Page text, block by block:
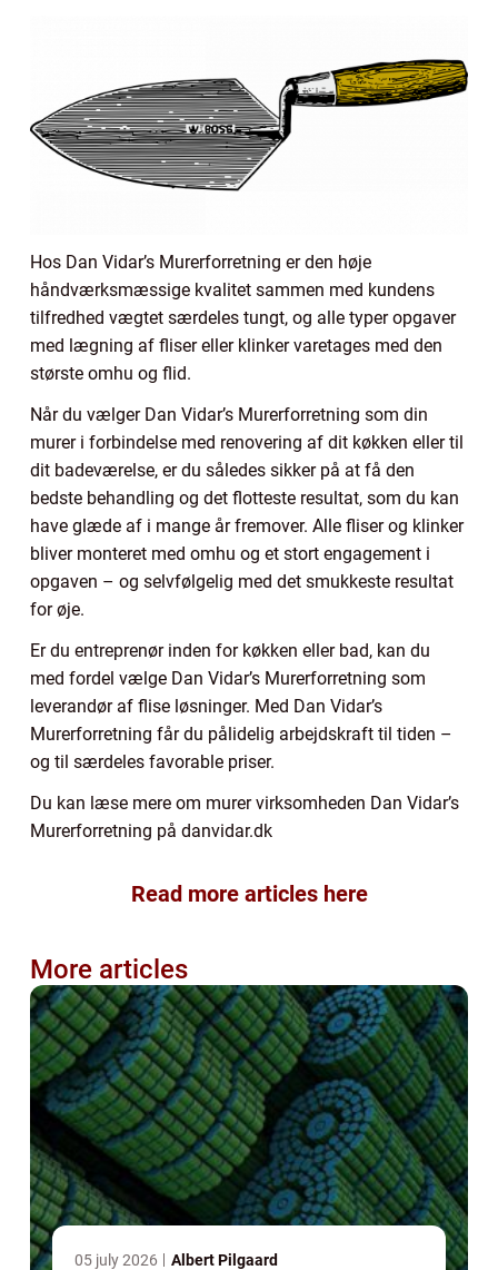
Hos Dan Vidar’s Murerforretning er den høje
håndværksmæssige kvalitet sammen med kundens
tilfredhed vægtet særdeles tungt, og alle typer opgaver
med lægning af fliser eller klinker varetages med den
største omhu og flid.
Når du vælger Dan Vidar’s Murerforretning som din
murer i forbindelse med renovering af dit køkken eller til
dit badeværelse, er du således sikker på at få den
bedste behandling og det flotteste resultat, som du kan
have glæde af i mange år fremover. Alle fliser og klinker
bliver monteret med omhu og et stort engagement i
opgaven – og selvfølgelig med det smukkeste resultat
for øje.
Er du entreprenør inden for køkken eller bad, kan du
med fordel vælge Dan Vidar’s Murerforretning som
leverandør af flise løsninger. Med Dan Vidar’s
Murerforretning får du pålidelig arbejdskraft til tiden –
og til særdeles favorable priser.
Du kan læse mere om murer virksomheden Dan Vidar’s
Murerforretning på danvidar.dk
Read more articles here
More articles
05 july 2026 Albert Pilgaard